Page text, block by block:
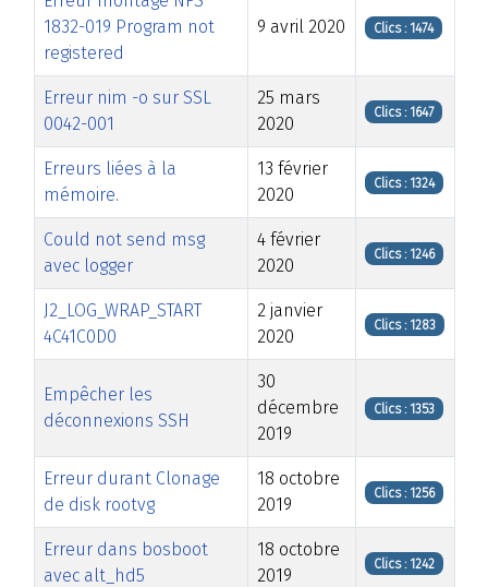
1832-019 Program not
registered
9 avril 2020 Clics : 1474
Erreur nim -o sur SSL
0042-001
25 mars
2020
Clics : 1647
Erreurs liées à la
mémoire.
13 février
2020
Clics : 1324
Could not send msg
avec logger
4 février
2020
Clics : 1246
J2_LOG_WRAP_START
4C41C0D0
2 janvier
2020
Clics : 1283
Empêcher les
déconnexions SSH
30
décembre
2019
Clics : 1353
Erreur durant Clonage
de disk rootvg
18 octobre
2019
Clics : 1256
Erreur dans bosboot
avec alt_hd5
18 octobre
2019
Clics : 1242